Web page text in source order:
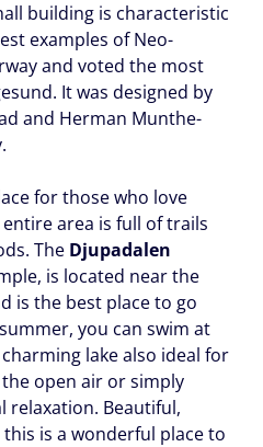
building is characteristic
examples of Neo-
and voted the most
It was designed by
and Herman Munthe-
for those who love
area is full of trails
The Djupadalen
is located near the
is the best place to go
you can swim at
charming lake also ideal for
open air or simply
relaxation. Beautiful,
is a wonderful place to